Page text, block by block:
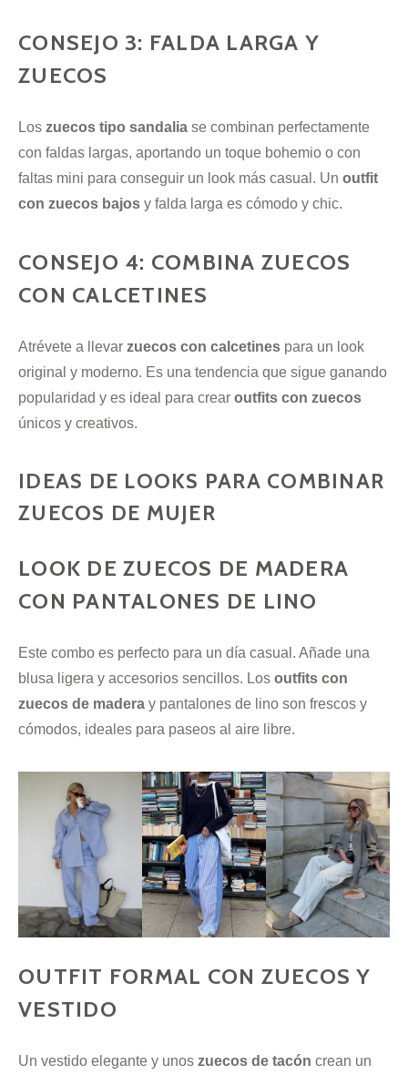
CONSEJO 3: FALDA LARGA Y
ZUECOS
Los zuecos tipo sandalia se combinan perfectamente
con faldas largas, aportando un toque bohemio o con
faltas mini para conseguir un look más casual. Un outfit
con zuecos bajos y falda larga es cómodo y chic.
CONSEJO 4: COMBINA ZUECOS
CON CALCETINES
Atrévete a llevar zuecos con calcetines para un look
original y moderno. Es una tendencia que sigue ganando
popularidad y es ideal para crear outfits con zuecos
únicos y creativos.
IDEAS DE LOOKS PARA COMBINAR
ZUECOS DE MUJER
LOOK DE ZUECOS DE MADERA
CON PANTALONES DE LINO
Este combo es perfecto para un día casual. Añade una
blusa ligera y accesorios sencillos. Los outfits con
zuecos de madera y pantalones de lino son frescos y
cómodos, ideales para paseos al aire libre.
OUTFIT FORMAL CON ZUECOS Y
VESTIDO
Un vestido elegante y unos zuecos de tacón crean un